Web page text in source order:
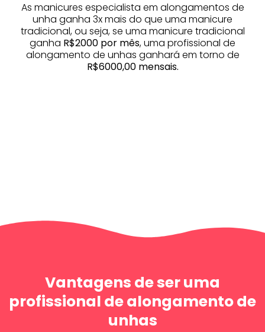
As manicures especialista em alongamentos de
unha ganha 3x mais do que uma manicure
tradicional, ou seja, se uma manicure tradicional
ganha R$2000 por mês, uma profissional de
alongamento de unhas ganhará em torno de
R$6000,00 mensais.
Vantagens de ser uma
profissional de alongamento de
unhas